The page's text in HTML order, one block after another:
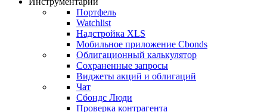
Откройте глобальную базу данных
Получить доступ
Инструментарий
Портфель
Watchlist
Надстройка XLS
Мобильное приложение Cbonds
Облигационный калькулятор
Сохраненные запросы